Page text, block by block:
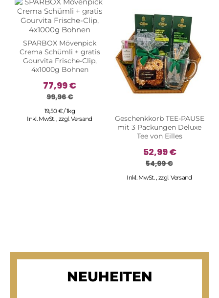
SPARBOX Mövenpick
Crema Schümli + gratis
Gourvita Frische-Clip,
4x1000g Bohnen
77,99 €
99,96 €
19,50 € / 1kg
Inkl. MwSt.,zzgl.Versand
Geschenkkorb TEE-PAUSE
mit 3 Packungen Deluxe
Tee von Eilles
52,99 €
54,99 €
Inkl. MwSt.,zzgl.Versand
NEUHEITEN